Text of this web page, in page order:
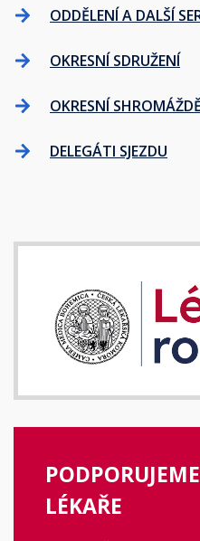
ODDĚLENÍ A DALŠÍ
OKRESNÍ SDRUŽENÍ
OKRESNÍ
DELEGÁTI SJEZDU
LÉKAŘE